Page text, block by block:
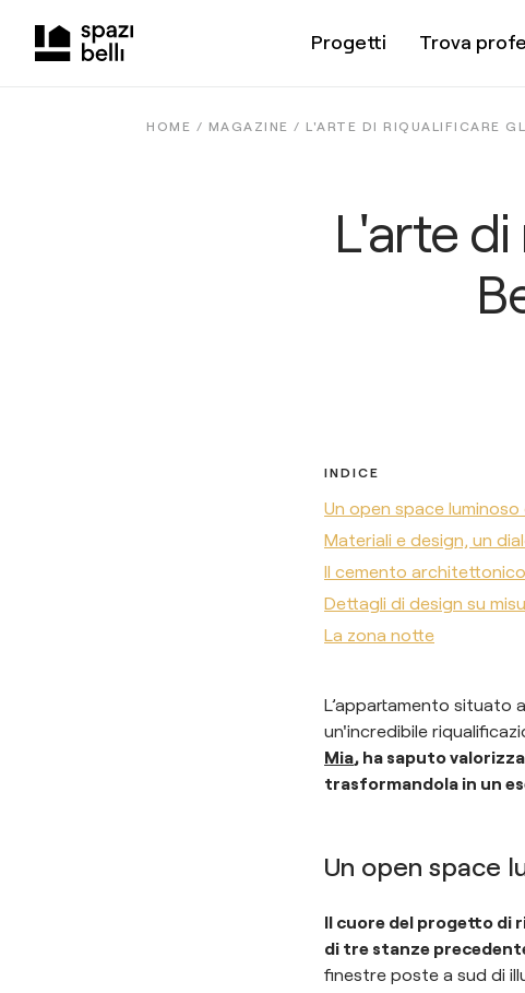
Progetti Trova
HOME / MAGAZINE / L'ARTE DI RIQUALIFICARE
L'arte
INDICE
Un open space
Materiali e design, un
Il cemento
Dettagli di design su
La zona notte
L’appartamento situato
un'incredibile
Mia, ha saputo
trasformandola in un
Un open space
Il cuore del progetto di
di tre stanze
finestre poste a sud di